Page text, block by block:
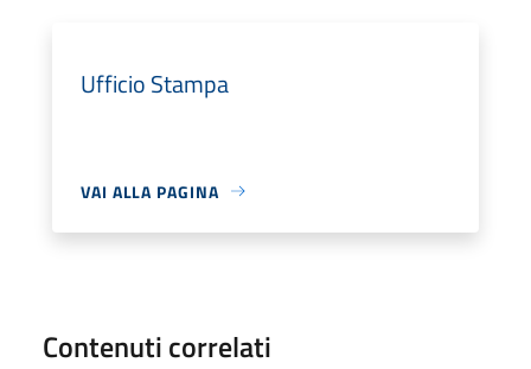
Ufficio Stampa
VAI ALLA PAGINA
Contenuti correlati